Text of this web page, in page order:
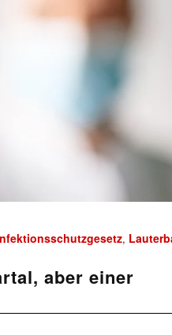
,
aber einer